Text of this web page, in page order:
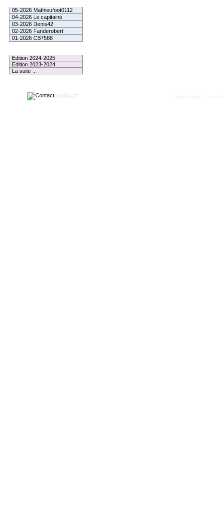
05-2026 Mathieufoot0112
04-2026 Le capitaine
03-2026 Denis42
02-2026 Fanderobert
01-2026 CB7588
Edition 2024-2025
Edition 2023-2024
La suite ...
CONTACT Règlement Les